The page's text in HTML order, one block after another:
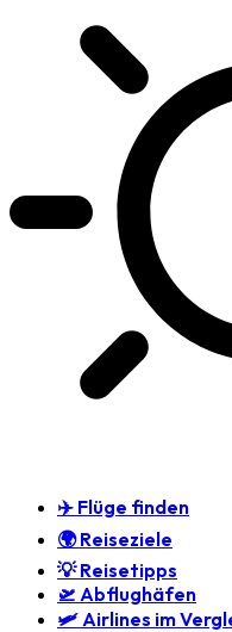
✈️ Flüge finden
🌍 Reiseziele
💡 Reisetipps
🛫 Abflughäfen
🛩️ Airlines im